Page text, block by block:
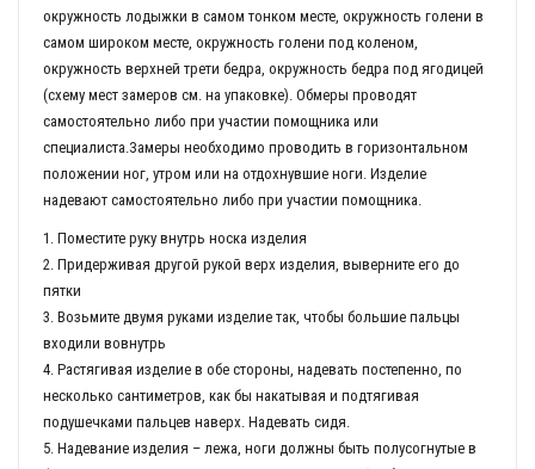
окружность лодыжки в самом тонком месте, окружность голени в
самом широком месте, окружность голени под коленом,
окружность верхней трети бедра, окружность бедра под ягодицей
(схему мест замеров см. на упаковке). Обмеры проводят
самостоятельно либо при участии помощника или
специалиста.Замеры необходимо проводить в горизонтальном
положении ног, утром или на отдохнувшие ноги. Изделие
надевают самостоятельно либо при участии помощника.
1. Поместите руку внутрь носка изделия
2. Придерживая другой рукой верх изделия, выверните его до
пятки
3. Возьмите двумя руками изделие так, чтобы большие пальцы
входили вовнутрь
4. Растягивая изделие в обе стороны, надевать постепенно, по
несколько сантиметров, как бы накатывая и подтягивая
подушечками пальцев наверх. Надевать сидя.
5. Надевание изделия – лежа, ноги должны быть полусогнутые в